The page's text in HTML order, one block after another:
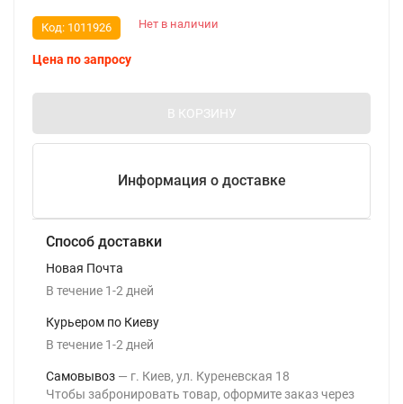
Нет в наличии
Код: 1011926
Цена по запросу
В КОРЗИНУ
Информация о доставке
Способ доставки
Новая Почта
В течение 1-2 дней
Курьером по Киеву
В течение 1-2 дней
Самовывоз
г. Киев, ул. Куреневская 18
Чтобы забронировать товар, оформите заказ через